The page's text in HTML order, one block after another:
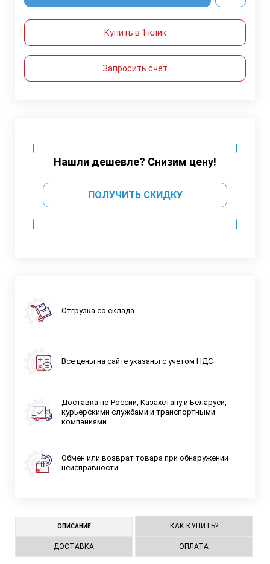
Купить в 1 клик
Запросить счет
Нашли дешевле? Снизим цену!
ПОЛУЧИТЬ СКИДКУ
Отгрузка со склада
Все цены на сайте указаны с учетом НДС
Доставка по России, Казахстану и Беларуси,
курьерскими службами и транспортными
компаниями
Обмен или возврат товара при обнаружении
неисправности
ОПИСАНИЕ КАК КУПИТЬ?
ДОСТАВКА ОПЛАТА